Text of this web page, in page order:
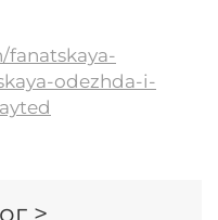
odezhda-i-
>